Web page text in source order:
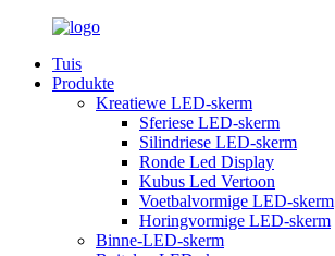
Tuis
Produkte
Kreatiewe LED-skerm
Sferiese LED-skerm
Silindriese LED-skerm
Ronde Led Display
Kubus Led Vertoon
Voetbalvormige LED-skerm
Horingvormige LED-skerm
Binne-LED-skerm